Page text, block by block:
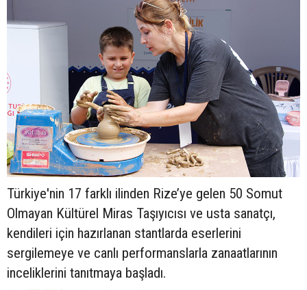
Türkiye'nin 17 farklı ilinden Rize’ye gelen 50 Somut
Olmayan Kültürel Miras Taşıyıcısı ve usta sanatçı,
kendileri için hazırlanan stantlarda eserlerini
sergilemeye ve canlı performanslarla zanaatlarının
inceliklerini tanıtmaya başladı.